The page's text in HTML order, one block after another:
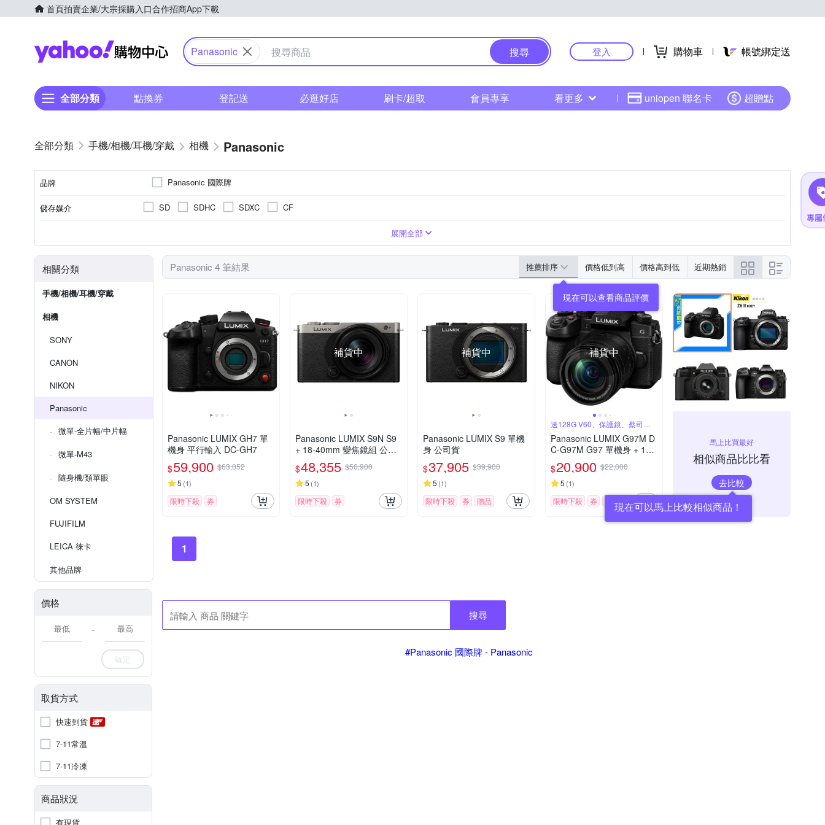
首頁拍賣企業/大宗採購入口合作招商App下載
Yahoo購物中心
Panasonic 搜尋 登入 購物車 帳號綁定送
全部分類 點換券 登記送 必逛好店 刷卡/超取 會員專享 看更多 uniopen 聯名卡 超贈點
手機/相機/耳機/穿戴 相機 Panasonic
品牌 Panasonic 國際牌
儲存媒介 SD SDHC SDXC CF
展開全部
相關分類
手機/相機/耳機/穿戴
相機
SONY
CANON
NIKON
Panasonic
微單-全片幅/中片幅
微單-M43
隨身機/類單眼
OM SYSTEM
FUJIFILM
LEICA 徠卡
其他品牌
價格
-
確定
取貨方式
快速到貨
7-11常溫
7-11冷凍
商品狀況
有現貨
Panasonic 4 筆結果 推薦排序 價格低到高 價格高到低 近期熱銷
現在可以查看商品評價
Panasonic LUMIX GH7 單
機身 平行輸入 DC-GH7
$59,900 $63,052
5 (1)
限時下殺 券
補貨中
Panasonic LUMIX S9N S9
+ 18-40mm 變焦鏡組 公司
$48,355 $50,900
5 (1)
限時下殺 券
補貨中
Panasonic LUMIX S9 單機
身 公司貨
$37,905 $39,900
5 (1)
限時下殺 券 贈品
補貨中
送128G V60、保護鏡、蔡司噴
霧組
Panasonic LUMIX G97M D
C-G97M G97 單機身 + 12-
60mm 變焦鏡組 公司貨
$20,900 $22,000
5 (1)
限時下殺 券 贈品
馬上比買最好
相似商品比比看
去比較
現在可以馬上比較相似商品！
1
搜尋
#Panasonic 國際牌 - Panasonic